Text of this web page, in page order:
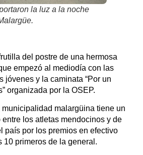
la luz a la noche
del postre de una hermosa
empezó al mediodía con las
jóvenes y la caminata “Por un
organizada por la OSEP.
municipalidad malargüina tiene un
los atletas mendocinos y de
país por los premios en efectivo
10 primeros de la general.